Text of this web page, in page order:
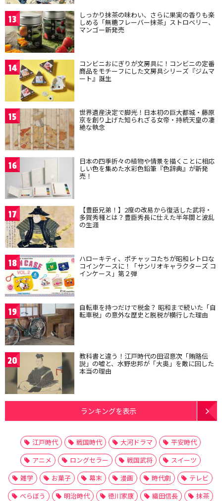
13 しっかり抹茶の味わい、さらに果実の香りも楽
しめる「無糖フレーバー抹茶」ストロベリー、
マンゴー新発売
14 コンビニおにぎりが文房具に！コンビニの定番
商品をモチーフにした文房具シリーズ『ジムマ
ート』誕生
15 世界遺産決定で脚光！日本初の巨大都城・藤原
京を創り上げた知られざる女帝・持統天皇の凄
絶な執念
16 日本の四季折々の植物や情景を描くことに相応
しい色を集めた水彩色鉛筆『色辞典』が新発
売！
17 【豊臣兄弟！】2度の改易から復活した武将・
多賀秀種とは？豊臣秀長に仕えた半年間と波乱
の生涯
18 ハローキティ、ポチャッコたちが昭和レトロな
コインケースに！「サンリオキャラクターズ コ
インケース」第２弾
19 自転車を持つだけで税金？ 昭和まで続いた「自
転車税」の意外な歴史と脱税が横行した理由
20 教科書と違う！江戸時代の田沼意次「賄賂伝
説」の嘘と、水野忠邦が「大奥」を敵に回した
本当の理由
ランキングを表示
江戸時代 戦国時代 大河ドラマ
平安時代
アニメ
ロングセラー 戦国武将
スイーツ
雑学
お菓子 幕末 漫画 時代劇
テレビ
べらぼう
明治時代 徳川家康 織田信長
抹茶